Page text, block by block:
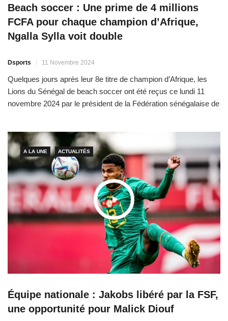
Beach soccer : Une prime de 4 millions
FCFA pour chaque champion d’Afrique,
Ngalla Sylla voit double
Dsports 11 Novembre 2024
Quelques jours après leur 8e titre de champion d’Afrique, les
Lions du Sénégal de beach soccer ont été reçus ce lundi 11
novembre 2024 par le président de la Fédération sénégalaise de
une prime […]
A LA UNE ACTUALITÉS
Équipe nationale : Jakobs libéré par la FSF,
une opportunité pour Malick Diouf